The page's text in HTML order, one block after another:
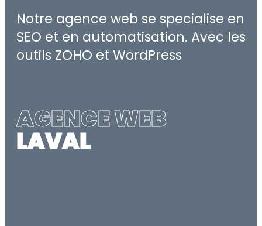
Notre agence web se specialise en
SEO et en automatisation. Avec les
outils ZOHO et WordPress
AGENCE WEB
LAVAL